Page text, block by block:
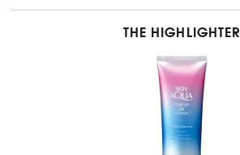
THE HIGHLIGHTER